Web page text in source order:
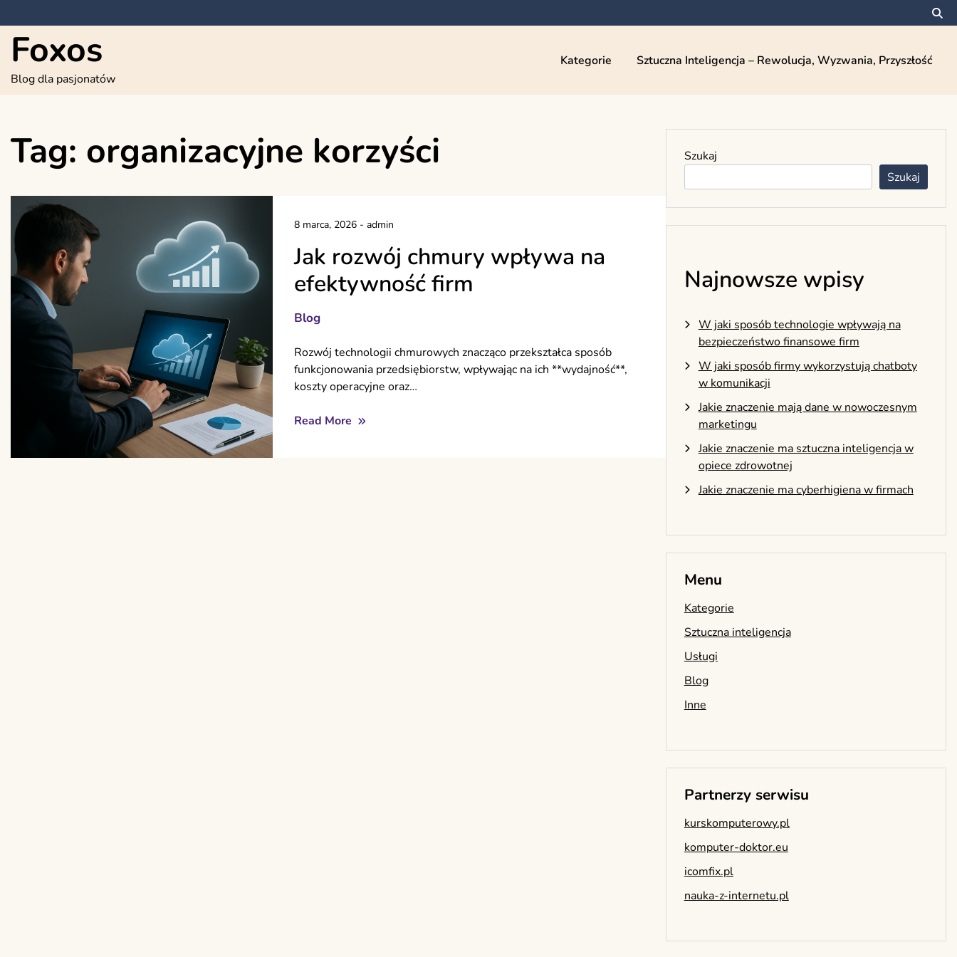
to
content
Foxos
Blog dla pasjonatów
Kategorie Sztuczna Inteligencja – Rewolucja, Wyzwania, Przyszłość
Tag: organizacyjne korzyści
8 marca, 2026- admin
Jak rozwój chmury wpływa na
efektywność firm
Blog
Rozwój technologii chmurowych znacząco przekształca sposób
funkcjonowania przedsiębiorstw, wpływając na ich **wydajność**,
koszty operacyjne oraz…
Read More
Szukaj
Szukaj
Najnowsze wpisy
W jaki sposób technologie wpływają na
bezpieczeństwo finansowe firm
W jaki sposób firmy wykorzystują chatboty
w komunikacji
Jakie znaczenie mają dane w nowoczesnym
marketingu
Jakie znaczenie ma sztuczna inteligencja w
opiece zdrowotnej
Jakie znaczenie ma cyberhigiena w firmach
Menu
Kategorie
Sztuczna inteligencja
Usługi
Blog
Inne
Partnerzy serwisu
kurskomputerowy.pl
komputer-doktor.eu
icomfix.pl
nauka-z-internetu.pl